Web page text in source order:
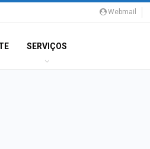
Webmail
SERVIÇOS